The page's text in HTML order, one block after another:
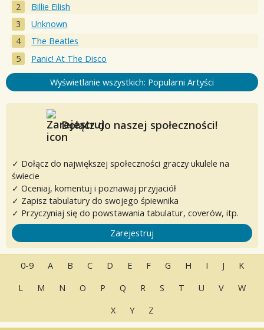
Billie Eilish
Unknown
The Beatles
Panic! At The Disco
Wyświetlanie wszystkich: Popularni Artyści
Dołącz do naszej społeczności!
✓ Dołącz do największej społeczności graczy ukulele na
świecie
✓ Oceniaj, komentuj i poznawaj przyjaciół
✓ Zapisz tabulatury do swojego śpiewnika
✓ Przyczyniaj się do powstawania tabulatur, coverów, itp.
Zarejestruj
0-9 A B C D E F G H I J
K
L
M N O P Q R S T U V
W
X
Y Z